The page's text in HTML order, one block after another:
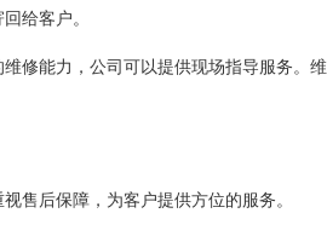
给客户。
修能力，公司可以提供现场指导服务。
售后保障，为客户提供方位的服务。